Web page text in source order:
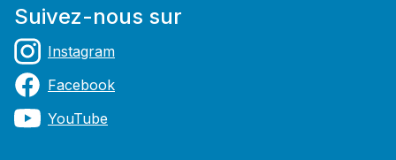
Suivez-nous sur
Instagram
Facebook
YouTube